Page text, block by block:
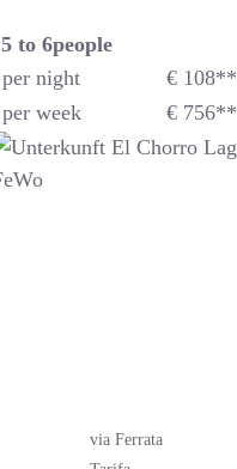
5 to 6people
per night
€ 108**
per week € 756**
via Ferrata